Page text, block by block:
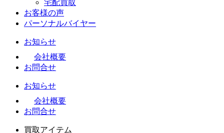
宅配買取
お客様の声
パーソナルバイヤー
お知らせ
会社概要
お問合せ
お知らせ
会社概要
お問合せ
買取アイテム